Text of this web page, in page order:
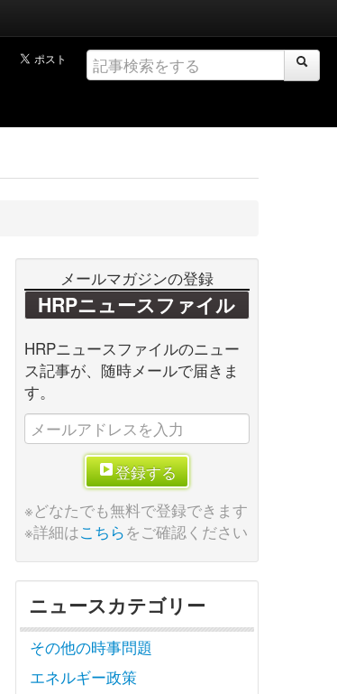
メールマガジンの登録
HRPニュースファイル
HRPニュースファイルのニュー
ス記事が、随時メールで届きま
す。
登録する
※どなたでも無料で登録できます
※詳細はこちらをご確認ください
ニュースカテゴリー
その他の時事問題
エネルギー政策